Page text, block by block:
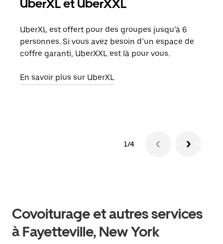
UberXL et UberXXL
UberXL est offert pour des groupes jusqu’à 6
personnes. Si vous avez besoin d’un espace de
coffre garanti, UberXXL est là pour vous.
En savoir plus sur UberXL
1/4
Covoiturage et autres services
à Fayetteville, New York